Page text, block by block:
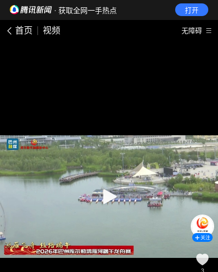
· 获取全网一手热点 打开
首页 视频 无障碍
关注